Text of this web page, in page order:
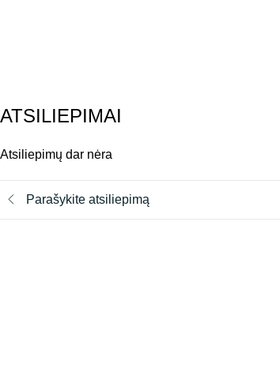
ATSILIEPIMAI
Atsiliepimų dar nėra
Parašykite atsiliepimą